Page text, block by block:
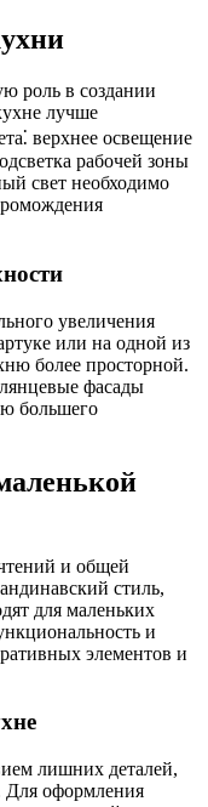
роль в создании
лучше
верхнее освещение
рабочей зоны
свет необходимо
увеличения
или на одной из
более просторной.
фасады
большего
и общей
стиль,
для маленьких
и
элементов и
лишних деталей,
Для оформления